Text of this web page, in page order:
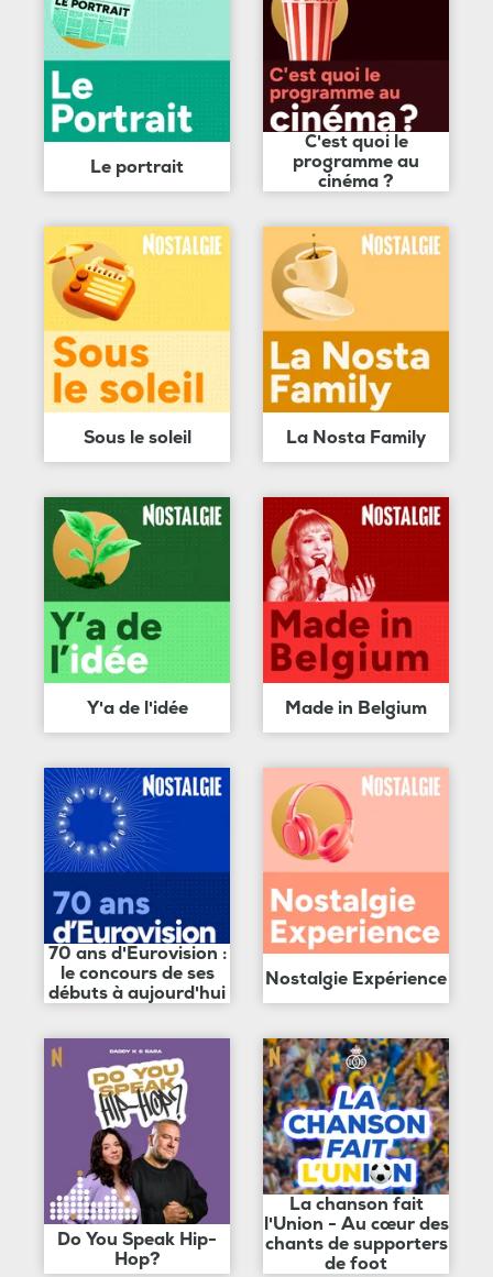
Le portrait
C'est quoi le
programme au
cinéma ?
Sous le soleil La Nosta Family
Y'a de l'idée Made in Belgium
70 ans d'Eurovision :
le concours de ses
débuts à aujourd'hui
Nostalgie Expérience
Do You Speak Hip-
Hop?
La chanson fait
l'Union - Au cœur des
chants de supporters
de foot